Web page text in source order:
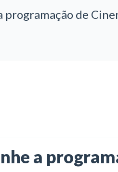
programação de
a